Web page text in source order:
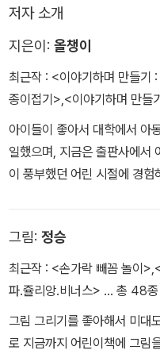
저자 소개
지은이: 올챙이
최근작 : <이야기하며 만들기
종이접기>,<이야기하며 만들
아이들이 좋아서 대학에서 아
일했으며, 지금은 출판사에서
이 풍부했던 어린 시절에 경
그림: 정승
최근작 : <손가락 빼꼼 놀이>,
파.쥴리앙.비너스> … 총 48종
그림 그리기를 좋아해서 미대
로 지금까지 어린이책에 그림